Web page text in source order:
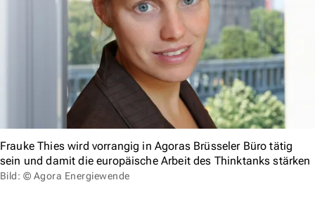
Frauke Thies wird vorrangig in Agoras Brüsseler Büro tätig
sein und damit die europäische Arbeit des Thinktanks stärken
Bild: © Agora Energiewende